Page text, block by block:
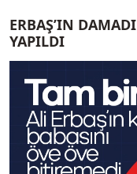
ERBAŞ’IN
YAPILDI